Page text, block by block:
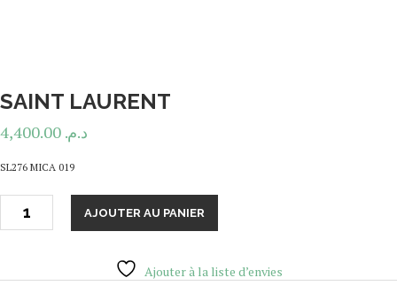
SAINT LAURENT
د.م.
SL276 MICA 019
AJOUTER AU PANIER
Ajouter à la liste d’envies